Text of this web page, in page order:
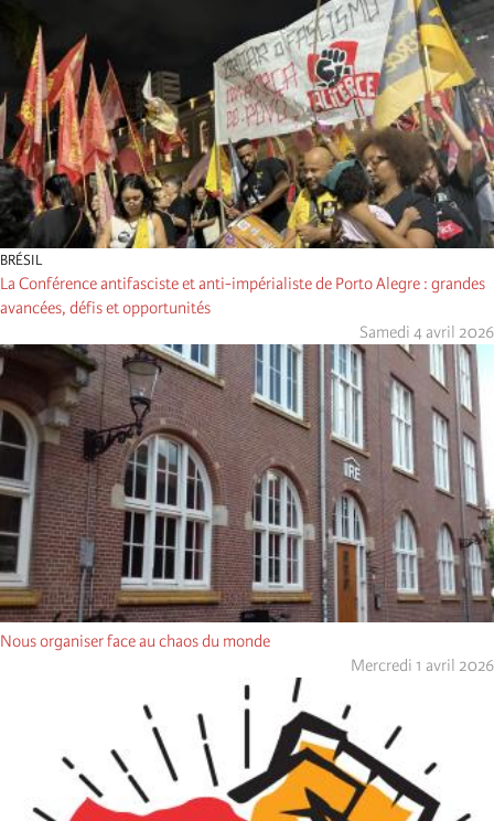
BRÉSIL
La Conférence antifasciste et anti-impérialiste de Porto Alegre : grandes
avancées, défis et opportunités
Samedi 4 avril 2026
Nous organiser face au chaos du monde
Mercredi 1 avril 2026